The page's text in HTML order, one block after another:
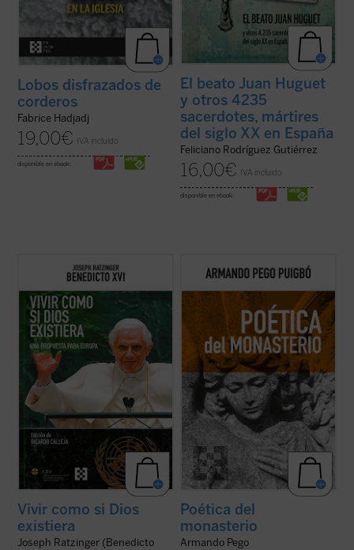
Lobos disfrazados de
corderos
Fabrice Hadjadj
19,00€ IVA incluido
disponible en ebook:
El beato Juan Huguet
y otros 4235
sacerdotes, mártires
del siglo XX en España
Feliciano Rodríguez Gutiérrez
16,00€ IVA incluido
disponible en ebook:
El propósito de este libro no es otro que
, tomando en serio lo que
tradición intelectual. Reúne textos de
Joseph Ratzinger/Benedicto XVI en torno a
un hilo conductor: su gran ...
(ver ficha)
Vivir como si Dios
existiera
Joseph Ratzinger (Benedicto
Poética del monasterioreflexiona
alrededor de los espacios fundamentales
antropológico de las tres figuras: el hogar,
la escuela y la celda, reivindicando una
pedagogía humanista fundada en la ...
(ver
Poética del
monasterio
Armando Pego